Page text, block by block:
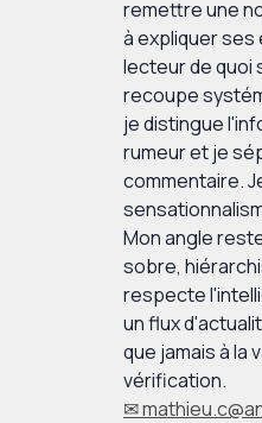
remettre une
à expliquer ses
lecteur de quoi
recoupe
je distingue
rumeur et je
commentaire.
Mon angle
sobre,
respecte
un flux
que jamais à la
vérification.
✉